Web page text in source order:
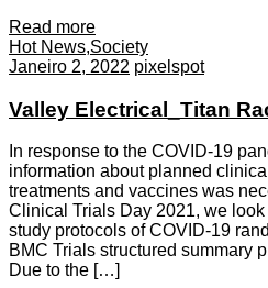
Read more
Hot News,Society
Janeiro 2, 2022 pixelspot
Valley Electrical_Titan
In response to the COVID-19
information about planned
treatments and vaccines was
Clinical Trials Day 2021, we
study protocols of COVID-19
BMC Trials structured summary
Due to the […]